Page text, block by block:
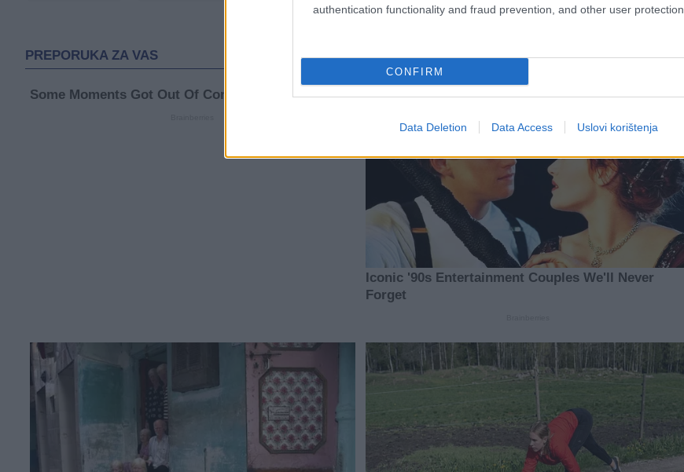
authentication functionality and fraud prevention, and other user protection.
CONFIRM
Data Deletion Data Access Uslovi korištenja